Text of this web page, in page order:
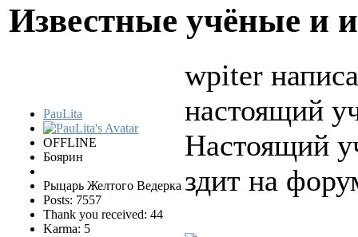
Известные учёные и
PauLita
OFFLINE
Боярин
Рыцарь Желтого Ведерка
Posts: 7557
Thank you received: 44
Karma: 5
wpiter
настоящий
Настоящий
здит на